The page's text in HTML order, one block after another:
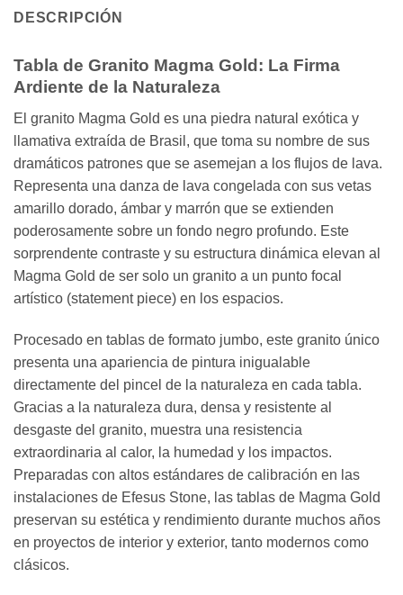
DESCRIPCIÓN
Tabla de Granito Magma Gold: La Firma
Ardiente de la Naturaleza
El granito Magma Gold es una piedra natural exótica y
llamativa extraída de Brasil, que toma su nombre de sus
dramáticos patrones que se asemejan a los flujos de lava.
Representa una danza de lava congelada con sus vetas
amarillo dorado, ámbar y marrón que se extienden
poderosamente sobre un fondo negro profundo. Este
sorprendente contraste y su estructura dinámica elevan al
Magma Gold de ser solo un granito a un punto focal
artístico (statement piece) en los espacios.
Procesado en tablas de formato jumbo, este granito único
presenta una apariencia de pintura inigualable
directamente del pincel de la naturaleza en cada tabla.
Gracias a la naturaleza dura, densa y resistente al
desgaste del granito, muestra una resistencia
extraordinaria al calor, la humedad y los impactos.
Preparadas con altos estándares de calibración en las
instalaciones de Efesus Stone, las tablas de Magma Gold
preservan su estética y rendimiento durante muchos años
en proyectos de interior y exterior, tanto modernos como
clásicos.